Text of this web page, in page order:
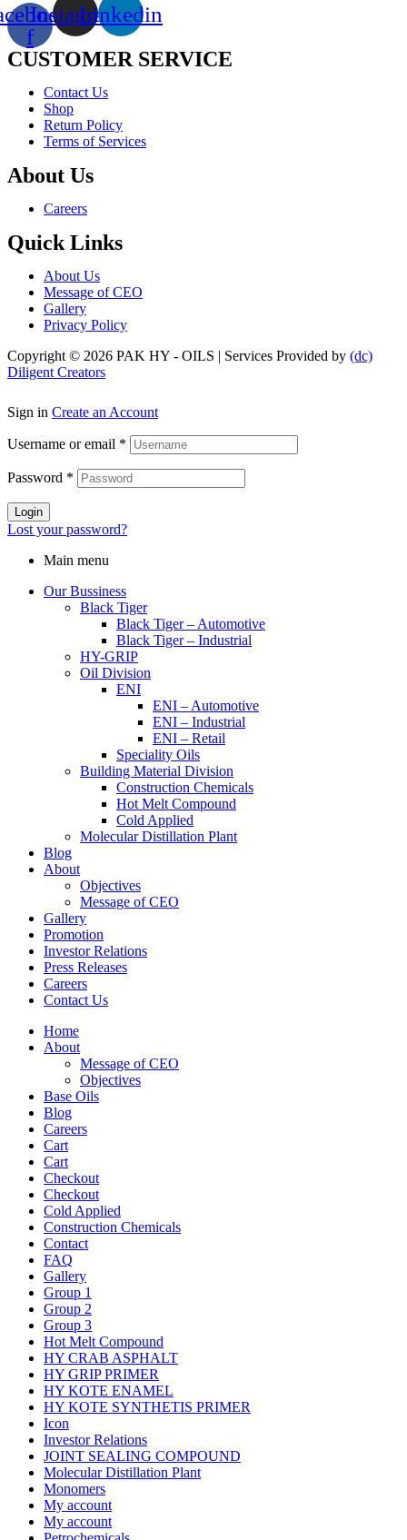
f
InstagramLinkedin
CUSTOMER SERVICE
Menu
Contact Us
Shop
Return Policy
Terms of Services
About Us
Menu Careers
Quick Links
Menu
About Us
Message of CEO
Gallery
Privacy Policy
Copyright © 2026 PAK HY - OILS | Services Provided by (dc)
Diligent Creators
Sign in Create an Account
Username or email *
Password *
Login
Lost your password?
Main menu
Our Bussiness
Black Tiger
Black Tiger – Automotive
Black Tiger – Industrial
HY-GRIP
Oil Division
ENI
ENI – Automotive
ENI – Industrial
ENI – Retail
Speciality Oils
Building Material Division
Construction Chemicals
Hot Melt Compound
Cold Applied
Molecular Distillation Plant
Blog
About
Objectives
Message of CEO
Gallery
Promotion
Investor Relations
Press Releases
Careers
Contact Us
Home
About
Message of CEO
Objectives
Base Oils
Blog
Careers
Cart
Cart
Checkout
Checkout
Cold Applied
Construction Chemicals
Contact
FAQ
Gallery
Group 1
Group 2
Group 3
Hot Melt Compound
HY CRAB ASPHALT
HY GRIP PRIMER
HY KOTE ENAMEL
HY KOTE SYNTHETIS PRIMER
Icon
Investor Relations
JOINT SEALING COMPOUND
Molecular Distillation Plant
Monomers
My account
My account